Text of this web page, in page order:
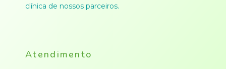
clínica de nossos parceiros.
Atendimento